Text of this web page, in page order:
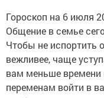
Гороскоп на 6 июля
Общение в семье
Чтобы не испортить
вежливее, чаще
вам меньше времени
переменам войти в